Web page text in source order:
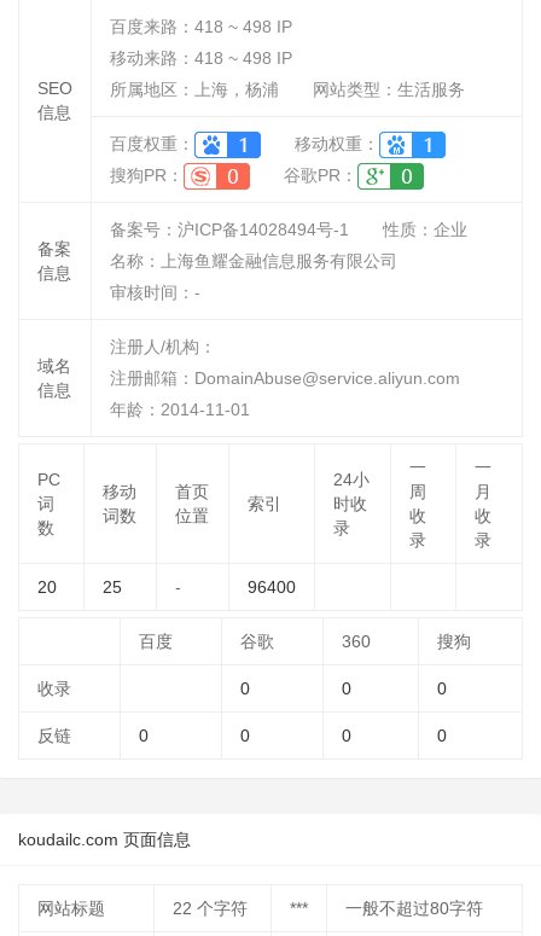
SEO
信息
百度来路： 418 ~ 498 IP
移动来路： 418 ~ 498 IP
所属地区：上海，杨浦
网站类型：生活服务
百度权重：
移动权重：
搜狗PR：
谷歌PR：
备案
信息
备案号：沪ICP备14028494号-1 性质： 企业
名称：
上海鱼耀金融信息服务有限公司
审核时间： -
域名
信息
注册人/机构：
注册邮箱：DomainAbuse@service.aliyun.com
年龄：2014-11-01
PC
词
数
移动
词数
首页
位置
索引
24小
时收
录
一
周
收
录
一
月
收
录
20 25 - 96400
百度 谷歌 360 搜狗
收录 0 0 0
反链 0 0 0 0
koudailc.com 页面信息
网站标题 22 个字符 *** 一般不超过80字符